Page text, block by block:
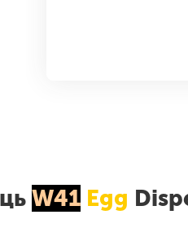
W41 Egg